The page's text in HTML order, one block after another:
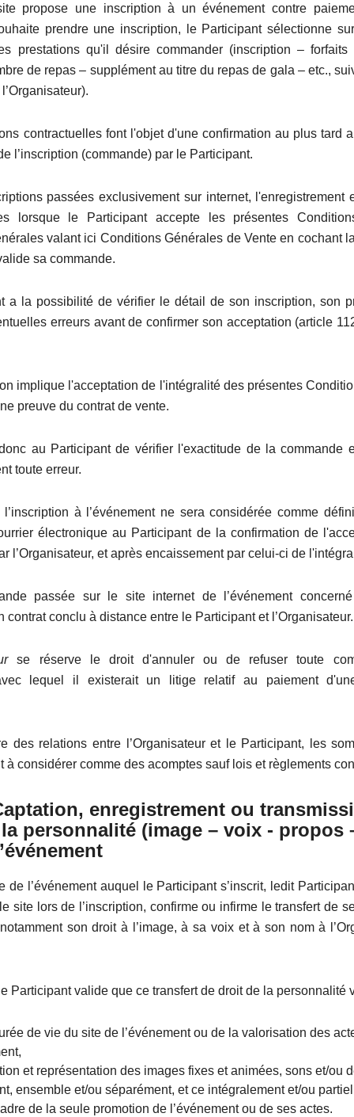
propose une inscription à un événement contre
prendre une inscription, le Participant sélectionne
prestations qu'il désire commander (inscription –
de repas – supplément au titre du repas de gala – etc.,
contractuelles font l'objet d'une confirmation au plus tard
l’inscription (commande) par le Participant.
passées exclusivement sur internet, l'enregistrement
lorsque le Participant accepte les présentes
valant ici Conditions Générales de Vente en cochant
sa commande.
a la possibilité de vérifier le détail de son inscription, son
erreurs avant de confirmer son acceptation (article
implique l'acceptation de l'intégralité des présentes
preuve du contrat de vente.
au Participant de vérifier l'exactitude de la commande
toute erreur.
à l’événement ne sera considérée comme
électronique au Participant de la confirmation de
l’Organisateur, et après encaissement par celui-ci de
passée sur le site internet de l’événement
contrat conclu à distance entre le Participant et l’Organisateur.
se réserve le droit d'annuler ou de refuser toute
lequel il existerait un litige relatif au paiement
des relations entre l’Organisateur et le Participant, les
à considérer comme des acomptes sauf lois et règlements
enregistrement ou
personnalité (image – voix - propos
de l’événement auquel le Participant s’inscrit, ledit
site lors de l’inscription, confirme ou infirme le transfert de
son droit à l’image, à sa voix et à son nom à
Participant valide que ce transfert de droit de la personnalité
de vie du site de l’événement ou de la valorisation des
et représentation des images fixes et animées, sons et/ou
ensemble et/ou séparément, et ce intégralement et/ou
de la seule promotion de l’événement ou de ses actes.